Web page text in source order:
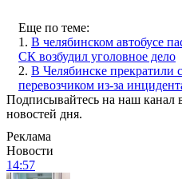
Еще по теме:
1. В челябинском автобусе
СК возбудил уголовное дело
2. В Челябинске прекратили
перевозчиком из-за
Подписывайтесь на наш канал
новостей дня.
Реклама
Новости
14:57